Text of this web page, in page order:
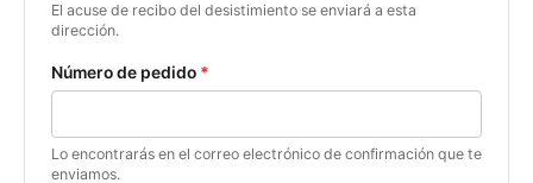
El acuse de recibo del desistimiento se enviará a esta
dirección.
Número de pedido *
Lo encontrarás en el correo electrónico de confirmación que te
enviamos.